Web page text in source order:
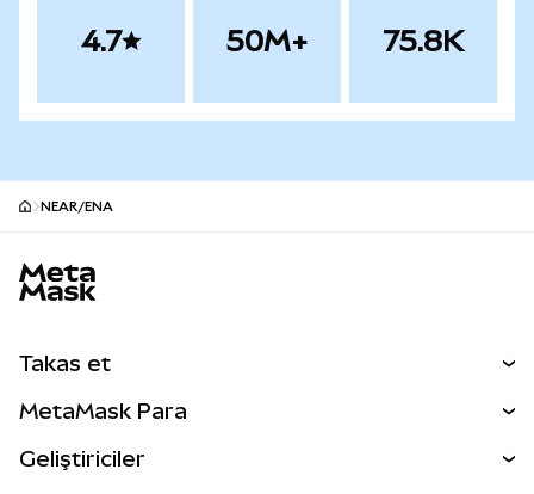
4.7 50M+ 75.8K
NEAR/ENA
Takas et
Perps
MetaMask Para
Geliştiriciler